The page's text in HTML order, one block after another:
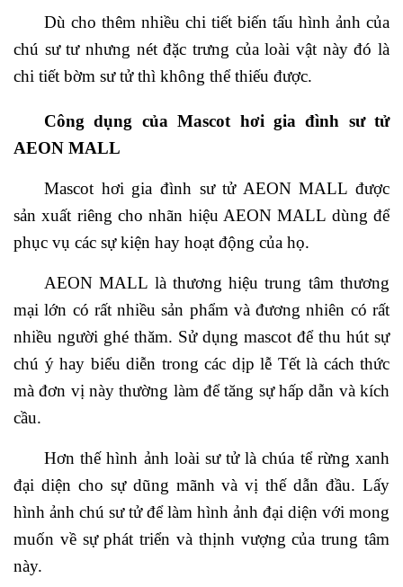
Dù cho thêm nhiều chi tiết biến tấu hình ảnh của
chú sư tư nhưng nét đặc trưng của loài vật này đó là
chi tiết bờm sư tử thì không thể thiếu được.
Công dụng của Mascot hơi gia đình sư tử
AEON MALL
Mascot hơi gia đình sư tử AEON MALL được
sản xuất riêng cho nhãn hiệu AEON MALL dùng để
phục vụ các sự kiện hay hoạt động của họ.
AEON MALL là thương hiệu trung tâm thương
mại lớn có rất nhiều sản phẩm và đương nhiên có rất
nhiều người ghé thăm. Sử dụng mascot để thu hút sự
chú ý hay biểu diễn trong các dịp lễ Tết là cách thức
mà đơn vị này thường làm để tăng sự hấp dẫn và kích
cầu.
Hơn thế hình ảnh loài sư tử là chúa tể rừng xanh
đại diện cho sự dũng mãnh và vị thế dẫn đầu. Lấy
hình ảnh chú sư tử để làm hình ảnh đại diện với mong
muốn về sự phát triển và thịnh vượng của trung tâm
này.